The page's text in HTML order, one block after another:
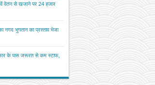
वेतन से खजाने पर 24 हजार
नगद भुगतान का प्रस्ताव भेजा
के पास जरूरत से कम स्टाफ,